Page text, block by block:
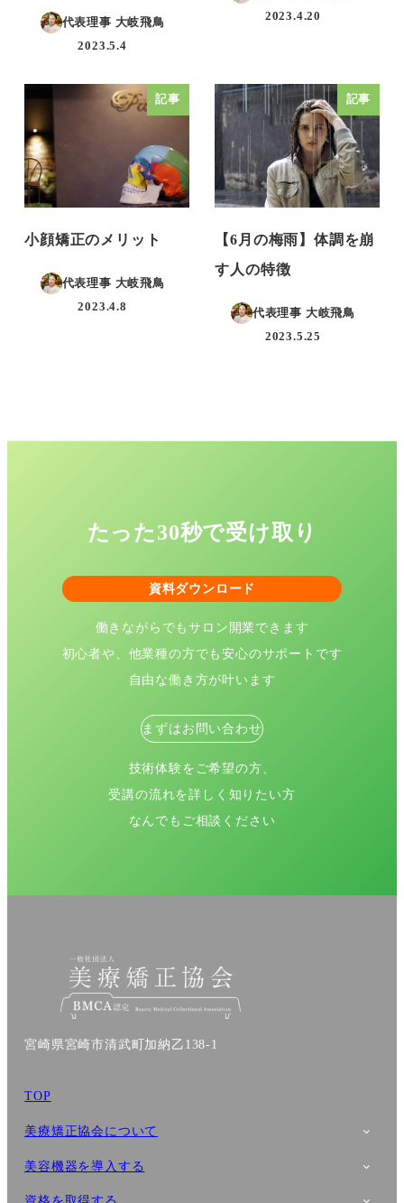
代表理事 大岐飛鳥
2023.5.4
2023.4.20
記事
小顔矯正のメリット
代表理事 大岐飛鳥
2023.4.8
記事
【6月の梅雨】体調を崩
す人の特徴
代表理事 大岐飛鳥
2023.5.25
たった30秒で受け取り
資料ダウンロード
働きながらでもサロン開業できます
初心者や、他業種の方でも安心のサポートです
自由な働き方が叶います
まずはお問い合わせ
技術体験をご希望の方、
受講の流れを詳しく知りたい方
なんでもご相談ください
宮崎県宮崎市清武町加納乙138-1
TOP
美療矯正協会について
美容機器を導入する